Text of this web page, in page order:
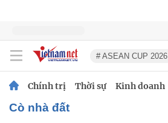
# ASEAN CUP 2026
Chính trị Thời sự Kinh doanh
cò nhà đất